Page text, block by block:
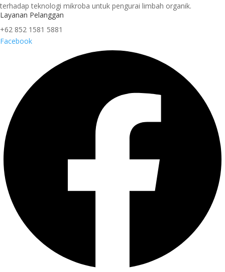
terhadap teknologi mikroba untuk pengurai limbah organik.
Layanan Pelanggan
+62 852 1581 5881
Facebook